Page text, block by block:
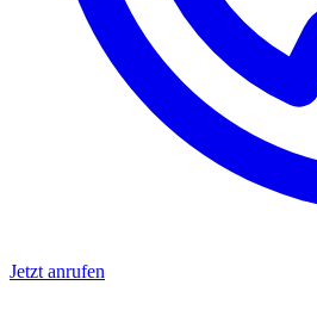
Jetzt anrufen